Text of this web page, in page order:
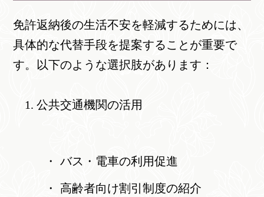
免許返納後の生活不安を軽減するためには、
具体的な代替手段を提案することが重要で
す。以下のような選択肢があります：
公共交通機関の活用
バス・電車の利用促進
高齢者向け割引制度の紹介